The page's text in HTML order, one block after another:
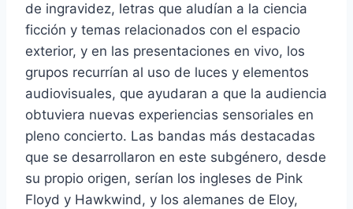
de ingravidez, letras que aludían a la ciencia
ficción y temas relacionados con el espacio
exterior, y en las presentaciones en vivo, los
grupos recurrían al uso de luces y elementos
audiovisuales, que ayudaran a que la audiencia
obtuviera nuevas experiencias sensoriales en
pleno concierto. Las bandas más destacadas
que se desarrollaron en este subgénero, desde
su propio origen, serían los ingleses de Pink
Floyd y Hawkwind, y los alemanes de Eloy,